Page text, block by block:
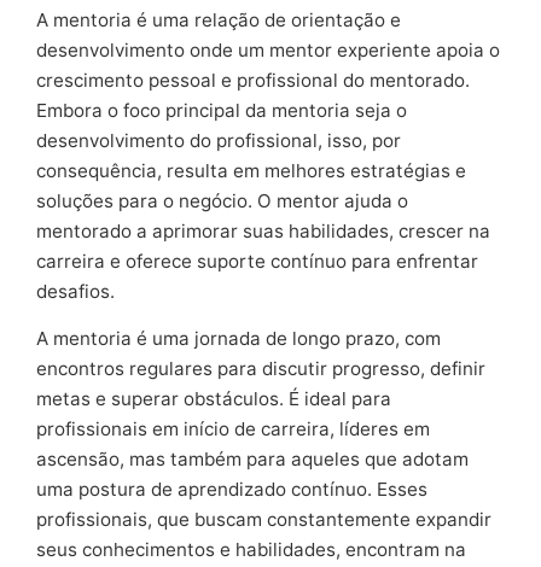
A mentoria é uma relação de orientação e
desenvolvimento onde um mentor experiente apoia o
crescimento pessoal e profissional do mentorado.
Embora o foco principal da mentoria seja o
desenvolvimento do profissional, isso, por
consequência, resulta em melhores estratégias e
soluções para o negócio. O mentor ajuda o
mentorado a aprimorar suas habilidades, crescer na
carreira e oferece suporte contínuo para enfrentar
desafios.
A mentoria é uma jornada de longo prazo, com
encontros regulares para discutir progresso, definir
metas e superar obstáculos. É ideal para
profissionais em início de carreira, líderes em
ascensão, mas também para aqueles que adotam
uma postura de aprendizado contínuo. Esses
profissionais, que buscam constantemente expandir
seus conhecimentos e habilidades, encontram na